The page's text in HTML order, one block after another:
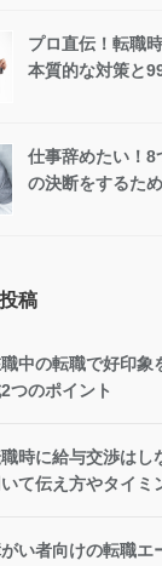
プロ直伝！転職
本質的な対策と
仕事辞めたい！8
の決断をするた
稿
中の転職で好印象
つのポイント
時に給与交渉はし
て伝え方やタイミ
がい者向けの転職エ